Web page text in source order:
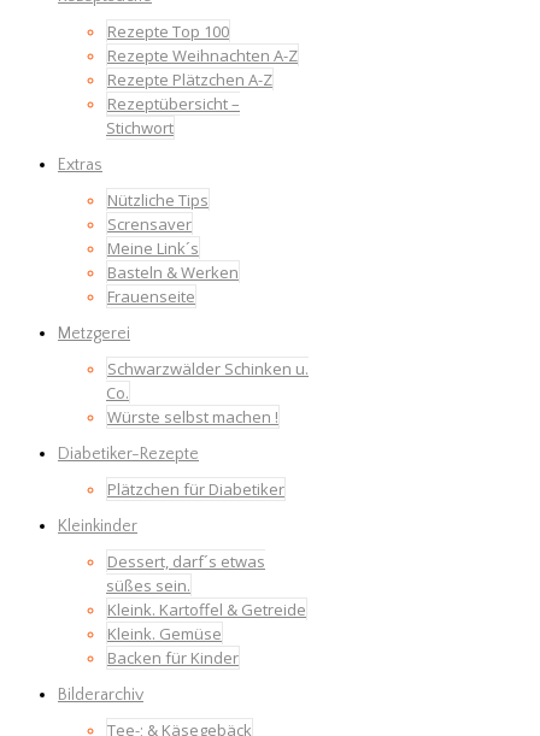
Rezepte Top 100
Rezepte Weihnachten A-Z
Rezepte Plätzchen A-Z
Rezeptübersicht –
Stichwort
Extras
Nützliche Tips
Scrensaver
Meine Link´s
Basteln & Werken
Frauenseite
Metzgerei
Schwarzwälder Schinken u.
Co.
Würste selbst machen !
Diabetiker-Rezepte
Plätzchen für Diabetiker
Kleinkinder
Dessert, darf´s etwas
süßes sein.
Kleink. Kartoffel & Getreide
Kleink. Gemüse
Backen für Kinder
Bilderarchiv
Tee-; & Käsegebäck